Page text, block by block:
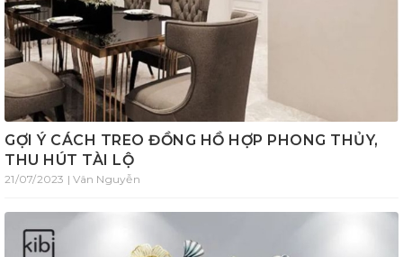
GỢI Ý CÁCH TREO ĐỒNG HỒ HỢP PHONG THỦY,
THU HÚT TÀI LỘ
21/07/2023 | Vân Nguyễn